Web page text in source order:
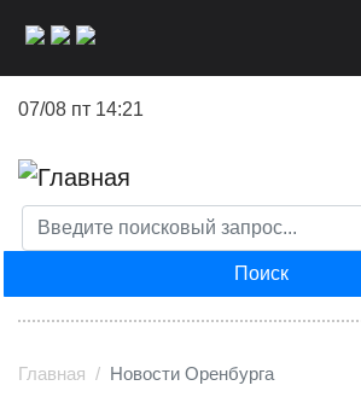
основному
07/08 пт 14:21
Поиск
Главная Новости Оренбурга